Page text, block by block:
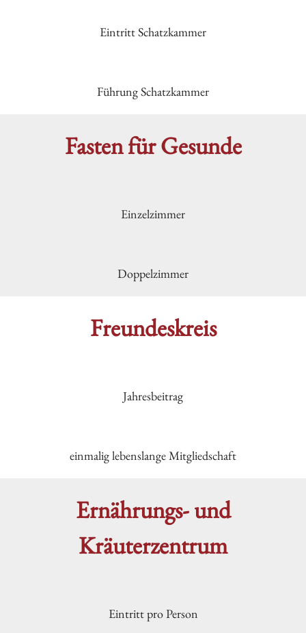
Eintritt Schatzkammer
Führung Schatzkammer
Fasten für Gesunde
Einzelzimmer
Doppelzimmer
Freundeskreis
Jahresbeitrag
einmalig lebenslange Mitgliedschaft
Ernährungs- und
Kräuterzentrum
Eintritt pro Person